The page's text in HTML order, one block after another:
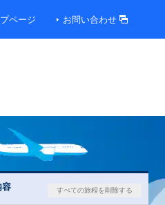
ページ お問い合わせ
容